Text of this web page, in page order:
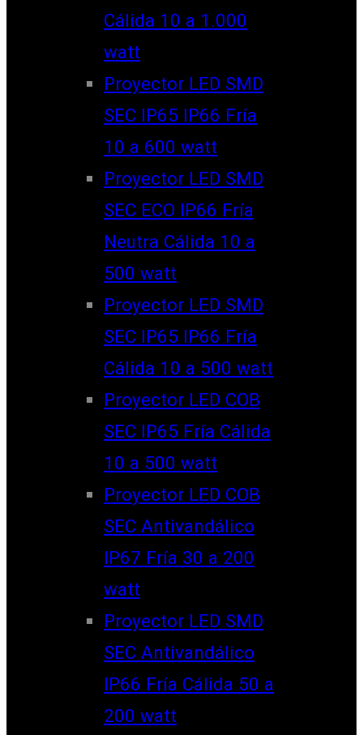
Cálida 10 a 1.000
watt
Proyector LED SMD
SEC IP65 IP66 Fría
10 a 600 watt
Proyector LED SMD
SEC ECO IP66 Fría
Neutra Cálida 10 a
500 watt
Proyector LED SMD
SEC IP65 IP66 Fría
Cálida 10 a 500 watt
Proyector LED COB
SEC IP65 Fría Cálida
10 a 500 watt
Proyector LED COB
SEC Antivandálico
IP67 Fría 30 a 200
watt
Proyector LED SMD
SEC Antivandálico
IP66 Fría Cálida 50 a
200 watt